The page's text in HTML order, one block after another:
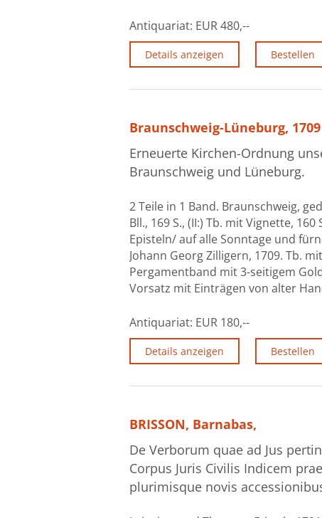
Antiquariat: EUR 480,--
Details anzeigen Bestellen
Braunschweig-Lüneburg, 1709
Erneuerte Kirchen-Ordnung
Braunschweig und Lüneburg.
2 Teile in 1 Band. Braunschweig,
Bll., 169 S., (II:) Tb. mit Vignette,
Episteln/ auf alle Sonntage und
Johann Georg Zilligern, 1709. Tb.
Pergamentband mit 3-seitigem
Vorsatz mit Einträgen von alter
Antiquariat: EUR 180,--
Details anzeigen Bestellen
BRISSON, Barnabas,
De Verborum quae ad Jus
Corpus Juris Civilis Indicem
plurimisque novis